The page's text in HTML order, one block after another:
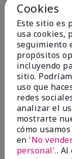
Evaluado
Yeh! I
EnviadoHace 4
porChar
Cookies
Este sitio es
usa cookies,
seguimiento
propósitos
incluyendo
sitio.
uso que
redes
analizar el
mostrarte
cómo
en 'No
personal'..